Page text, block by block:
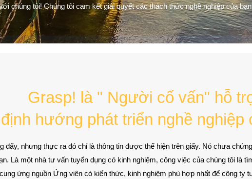
chúng tôi! Chúng tôi cam kết giải quyết các thách thức nghề nghiệp của
Grasp! là " Người cố vấn" hỗ
hướng phát triển nghề nghiệp
đấy, nhưng thực ra đó chỉ là thông tin được thể hiện trên giấy. Nó chưa
Là một nhà tư vấn tuyển dụng có kinh nghiệm, công việc của chúng tôi là
ứng nguồn Ứng viên có kiến thức, kinh nghiệm phù hợp nhất để công ty